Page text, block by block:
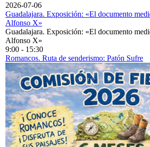
2026-07-06
Guadalajara. Exposición: «El documento
Alfonso X»
Guadalajara. Exposición: «El documento
Alfonso X»
9:00 - 15:30
Romancos. Ruta de senderismo: Patón Sufre